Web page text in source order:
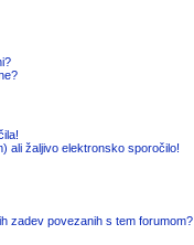
ali žaljivo elektronsko sporočilo!
zadev povezanih s tem forumom?